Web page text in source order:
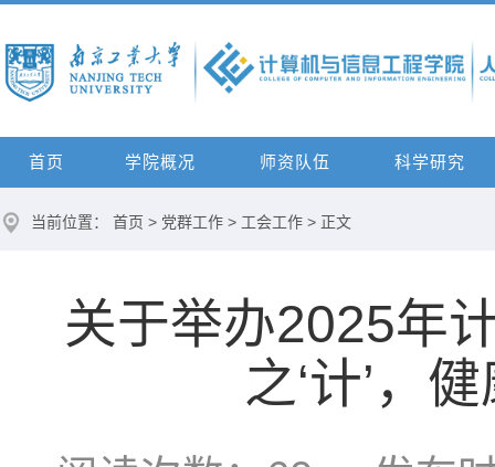
首页 学院概况 师资队伍 科学研究
当前位置： 首页 > 党群工作 > 工会工作 > 正文
关于举办2025年
之‘计’，